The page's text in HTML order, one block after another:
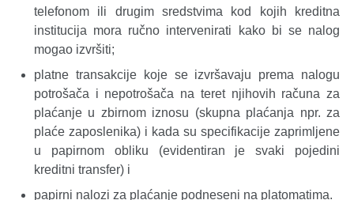
telefonom ili drugim sredstvima kod kojih kreditna
institucija mora ručno intervenirati kako bi se nalog
mogao izvršiti;
platne transakcije koje se izvršavaju prema nalogu
potrošača i nepotrošača na teret njihovih računa za
plaćanje u zbirnom iznosu (skupna plaćanja npr. za
plaće zaposlenika) i kada su specifikacije zaprimljene
u papirnom obliku (evidentiran je svaki pojedini
kreditni transfer) i
papirni nalozi za plaćanje podneseni na platomatima.